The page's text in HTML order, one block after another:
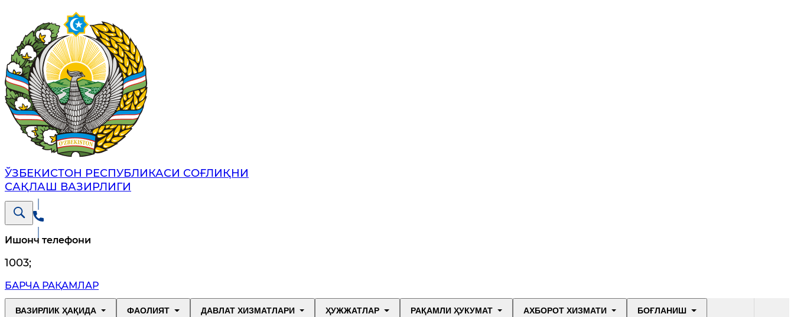
ЎЗБЕКИСТОН РЕСПУБЛИКАСИ СОҒЛИҚНИ
САҚЛАШ ВАЗИРЛИГИ
Ишонч телефони
1003;
БАРЧА РАҚАМЛАР
ВАЗИРЛИК ҲАҚИДА ФАОЛИЯТ ДАВЛАТ ХИЗМАТЛАРИ ҲУЖЖАТЛАР РАҚАМЛИ ҲУКУМАТ АХБОРОТ ХИЗМАТИ БОҒЛАНИШ